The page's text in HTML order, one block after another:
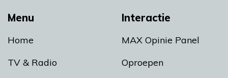
Menu
Home
TV & Radio
Interactie
MAX Opinie Panel
Oproepen